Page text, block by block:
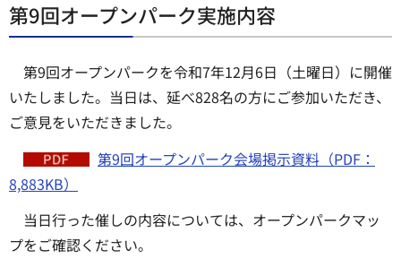
第9回オープンパーク実施内容
第9回オープンパークを令和7年12月6日（土曜日）に開催
いたしました。当日は、延べ828名の方にご参加いただき、
ご意見をいただきました。
第9回オープンパーク会場掲示資料（PDF：
8,883KB）
当日行った催しの内容については、オープンパークマッ
プをご確認ください。